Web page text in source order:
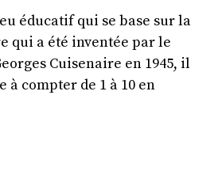
éducatif qui se base sur la
qui a été inventée par le
Cuisenaire en 1945, il
compter de 1 à 10 en